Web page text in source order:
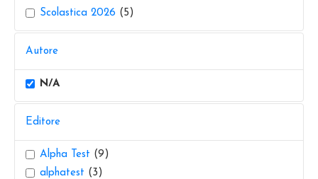
Scolastica 2026 (5)
Autore
N/A
Editore
Alpha Test (9)
alphatest (3)